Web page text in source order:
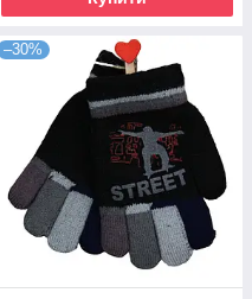
–30%